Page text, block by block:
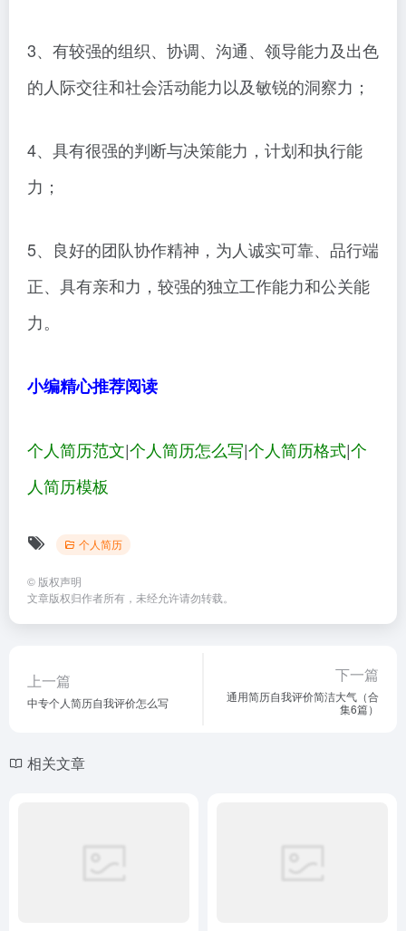
3、有较强的组织、协调、沟通、领导能力及出色
的人际交往和社会活动能力以及敏锐的洞察力；
4、具有很强的判断与决策能力，计划和执行能
力；
5、良好的团队协作精神，为人诚实可靠、品行端
正、具有亲和力，较强的独立工作能力和公关能
力。
小编精心推荐阅读
个人简历范文|个人简历怎么写|个人简历格式|个
人简历模板
个人简历
© 版权声明
文章版权归作者所有，未经允许请勿转载。
上一篇
中专个人简历自我评价怎么写
下一篇
通用简历自我评价简洁大气（合
集6篇）
相关文章